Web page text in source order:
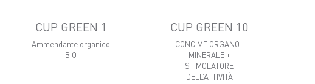
CUP GREEN 1
Ammendante organico
BIO
CUP GREEN 10
CONCIME ORGANO-
MINERALE +
STIMOLATORE
DELL’ATTIVITÀ